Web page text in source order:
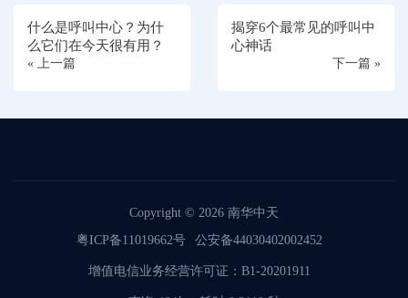
什么是呼叫中心？为什
么它们在今天很有用？
« 上一篇
揭穿6个最常见的呼叫中
心神话
下一篇 »
Copyright © 2026 南华中天
粤ICP备11019662号
公安备44030402002452
增值电信业务经营许可证：B1-20201911